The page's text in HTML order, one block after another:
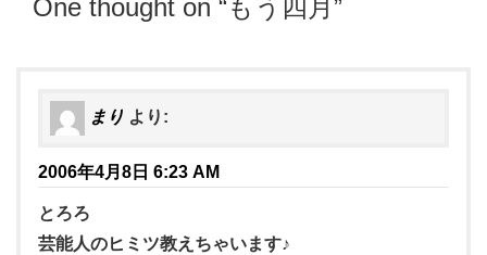
One thought on “もう四月 ”
まり より:
2006年4月8日 6:23 AM
とろろ
芸能人のヒミツ教えちゃいます♪